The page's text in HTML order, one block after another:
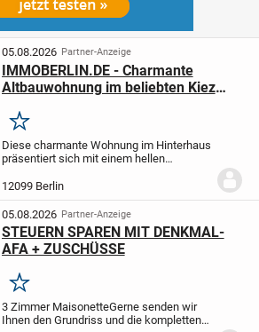
05.08.2026 Partner-Anzeige
IMMOBERLIN.DE - Charmante
Altbauwohnung im beliebten Kiez
Merken
Diese charmante Wohnung im Hinterhaus
präsentiert sich mit einem hellen
Zustand. Für die natürliche
Tageshelligkeit sorgen Kunststofffenster
aus dem Jahr 2016. Alle...
12099 Berlin
05.08.2026 Partner-Anzeige
STEUERN SPAREN MIT DENKMAL-
AFA + ZUSCHÜSSE
Merken
3 Zimmer MaisonetteGerne senden wir
Ihnen den Grundriss und die kompletten